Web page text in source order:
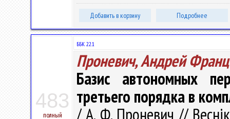
Добавить в корзину Подробнее
483
полный
ББК 22.1
Проневич, Андрей
Базис автономных
третьего порядка в
/ А. Ф. Проневич // Веснік